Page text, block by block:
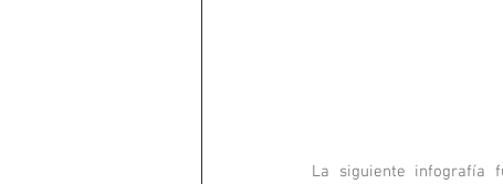
La siguiente infografía